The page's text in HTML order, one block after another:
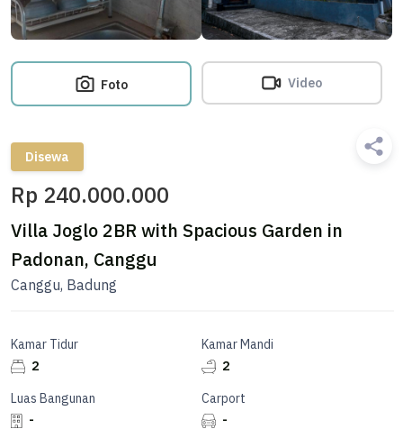
Foto Video
Disewa
Rp 240.000.000
Villa Joglo 2BR with Spacious Garden in
Padonan, Canggu
Canggu, Badung
Kamar Tidur
2
Kamar Mandi
2
Luas Bangunan
-
Carport
-